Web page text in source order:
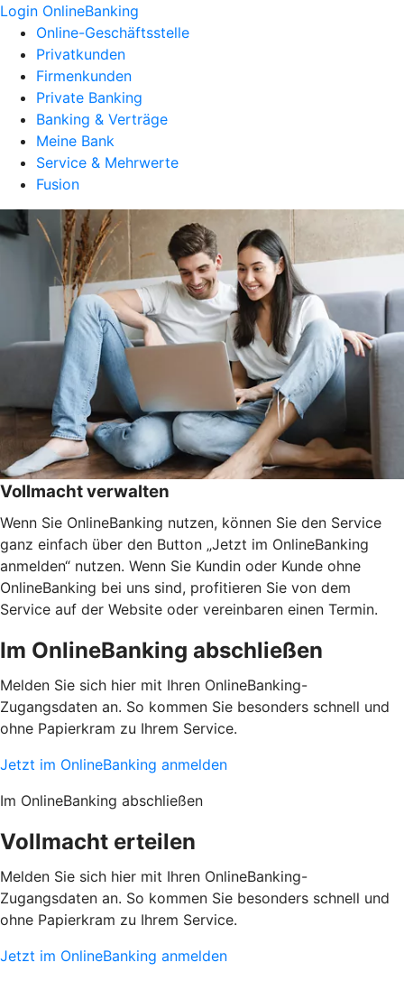
Login OnlineBanking
Online-Geschäftsstelle
Privatkunden
Firmenkunden
Private Banking
Banking & Verträge
Meine Bank
Service & Mehrwerte
Fusion
Vollmacht verwalten
Wenn Sie OnlineBanking nutzen, können Sie den Service
ganz einfach über den Button „Jetzt im OnlineBanking
anmelden“ nutzen. Wenn Sie Kundin oder Kunde ohne
OnlineBanking bei uns sind, profitieren Sie von dem
Service auf der Website oder vereinbaren einen Termin.
Im OnlineBanking abschließen
Melden Sie sich hier mit Ihren OnlineBanking-
Zugangsdaten an. So kommen Sie besonders schnell und
ohne Papierkram zu Ihrem Service.
Jetzt im OnlineBanking anmelden
Im OnlineBanking abschließen
Vollmacht erteilen
Melden Sie sich hier mit Ihren OnlineBanking-
Zugangsdaten an. So kommen Sie besonders schnell und
ohne Papierkram zu Ihrem Service.
Jetzt im OnlineBanking anmelden